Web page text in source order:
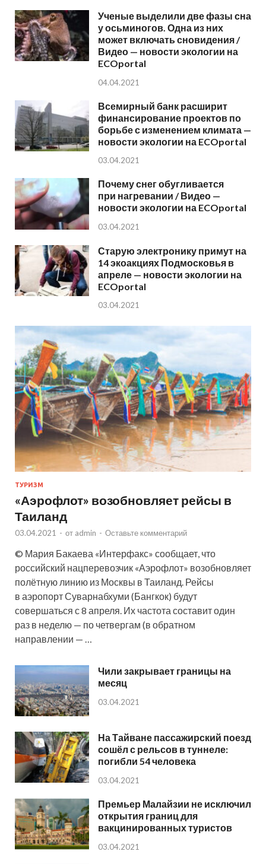
Ученые выделили две фазы сна
у осьминогов. Одна из них
может включать сновидения /
Видео — новости экологии на
ECOportal
04.04.2021
Всемирный банк расширит
финансирование проектов по
борьбе с изменением климата —
новости экологии на ECOportal
03.04.2021
Почему снег обугливается
при нагревании / Видео —
новости экологии на ECOportal
03.04.2021
Старую электронику примут на
14 экоакциях Подмосковья в
апреле — новости экологии на
ECOportal
03.04.2021
ТУРИЗМ
«Аэрофлот» возобновляет рейсы в
Таиланд
03.04.2021 - от admin - Оставьте комментарий
© Мария Бакаева «Интерфакс» сообщает, что
российский нацперевозчик «Аэрофлот» возобновляет
полётную линию из Москвы в Таиланд. Рейсы
в аэропорт Суварнабхуми (Бангкок) будут
совершаться с 8 апреля. Их частота составит один
раз в неделю — по четвергам (в обратном
направлении — …
Чили закрывает границы на
месяц
03.04.2021
На Тайване пассажирский поезд
сошёл с рельсов в туннеле:
погибли 54 человека
03.04.2021
Премьер Малайзии не исключил
открытия границ для
вакцинированных туристов
03.04.2021